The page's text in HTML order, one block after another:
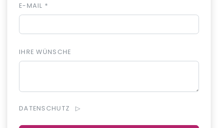
E-MAIL *
IHRE WÜNSCHE
DATENSCHUTZ